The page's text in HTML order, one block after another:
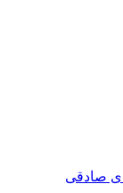
صادقی